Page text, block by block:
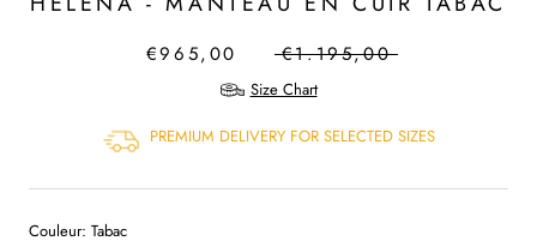
€965,00 €1.195,00
Size Chart
PREMIUM DELIVERY FOR SELECTED SIZES
Couleur: Tabac